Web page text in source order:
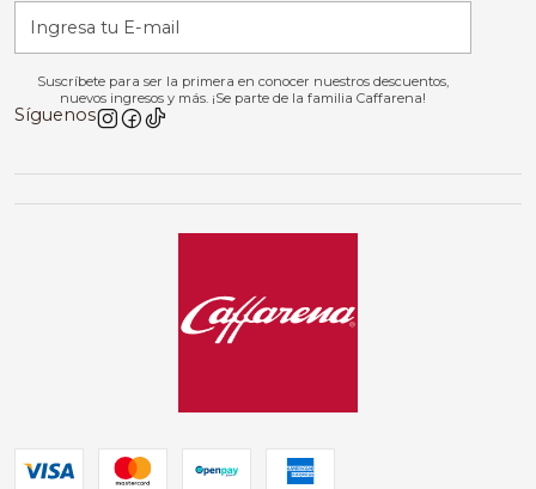
Suscríbete para ser la primera en conocer nuestros descuentos,
nuevos ingresos y más. ¡Se parte de la familia Caffarena!
Síguenos